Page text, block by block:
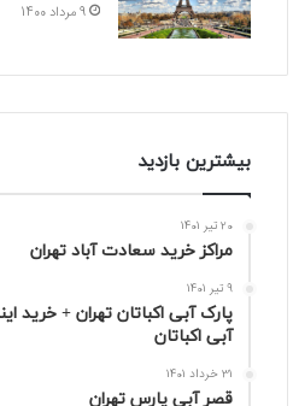
9 مرداد 1400
بیشترین بازدید
20 تیر 1401
مراکز خرید سعادت‌ آباد تهران
9 تیر 1401
پارک آبی اکباتان تهران + خرید
آبی اکباتان
31 خرداد 1401
قصر آبی پارس تهران